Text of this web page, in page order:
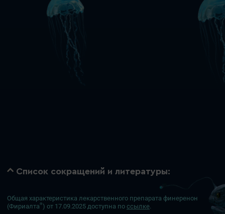
Список сокращений и литературы:
Общая характеристика лекарственного препарата финеренон
(Фириалта®) от 17.09.2025 доступна по ссылке